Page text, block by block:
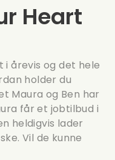
Heart
årevis og det hele
holder du
Maura og Ben har
får et jobtilbud i
heldigvis lader
Vil de kunne